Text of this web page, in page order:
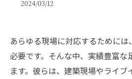
2024/03/12
あらゆる現場に対応するために
必要です。そんな中、実績豊富な
ます。彼らは、建築現場やライブ